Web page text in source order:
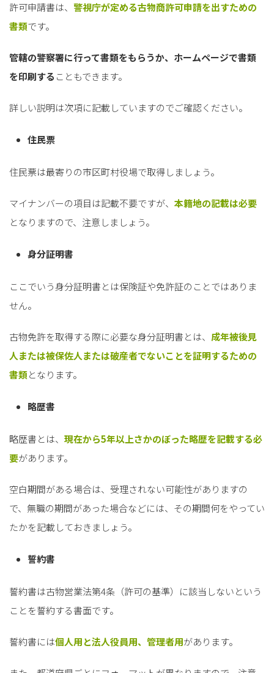
許可申請書は、 警視庁が定める古物商許可申請を出すための
書類です。
管轄の警察署に行って書類をもらうか、ホームページで書類
を印刷する こともできます。
詳しい説明は次項に記載していますのでご確認ください。
住民票
住民票は最寄りの市区町村役場で取得しましょう。
マイナンバーの項目は記載不要ですが、 本籍地の記載は必要
となりますので、注意しましょう。
身分証明書
ここでいう身分証明書とは保険証や免許証のことではありま
せん。
古物免許を取得する際に必要な身分証明書とは、 成年被後見
人または被保佐人または破産者でないことを証明するための
書類となります。
略歴書
略歴書とは、 現在から5年以上さかのぼった略歴を記載する必
要があります。
空白期間がある場合は、受理されない可能性がありますの
で、無職の期間があった場合などには、その期間何をやってい
たかを記載しておきましょう。
誓約書
誓約書は古物営業法第4条（許可の基準）に該当しないという
ことを誓約する書面です。
誓約書には個人用と法人役員用、管理者用があります。